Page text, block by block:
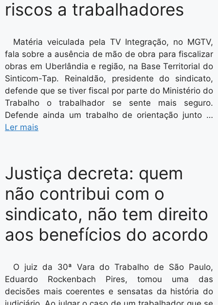
riscos a trabalhadores
Matéria veiculada pela TV Integração, no MGTV,
fala sobre a ausência de mão de obra para fiscalizar
obras em Uberlândia e região, na Base Territorial do
Sinticom-Tap. Reinaldão, presidente do sindicato,
defende que se tiver fiscal por parte do Ministério do
Trabalho o trabalhador se sente mais seguro.
Defende ainda um trabalho de orientação junto …
Ler mais
Justiça decreta: quem
não contribui com o
sindicato, não tem direito
aos benefícios do acordo
O juiz da 30ª Vara do Trabalho de São Paulo,
Eduardo Rockenbach Pires, tomou uma das
decisões mais coerentes e sensatas da história do